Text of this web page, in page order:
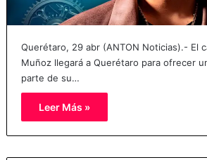
Querétaro, 29 abr (ANTON Noticias).- El
Muñoz llegará a Querétaro para ofrecer
parte de su…
Leer Más »